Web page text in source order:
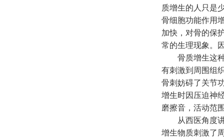
质增生的人只是
骨细胞功能作用
加快，对骨的保
常的生理现象。
骨质增生这
有刺激到周围组
骨刺妨碍了关节
增生时因压迫神
磨擦音，活动范
从西医角度
增生物质刺激了